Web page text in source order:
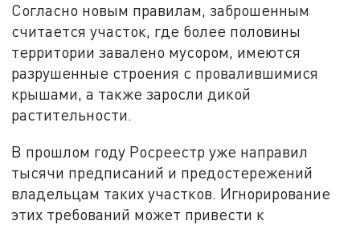
Согласно новым правилам, заброшенным
считается участок, где более половины
территории завалено мусором, имеются
разрушенные строения с провалившимися
крышами, а также заросли дикой
растительности.
В прошлом году Росреестр уже направил
тысячи предписаний и предостережений
владельцам таких участков. Игнорирование
этих требований может привести к